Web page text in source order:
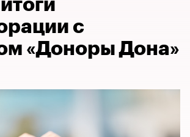
с
«Доноры Дона»